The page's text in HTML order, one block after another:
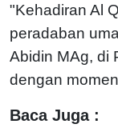
"Kehadiran Al
peradaban
Abidin MAg, di
dengan
Baca Juga :